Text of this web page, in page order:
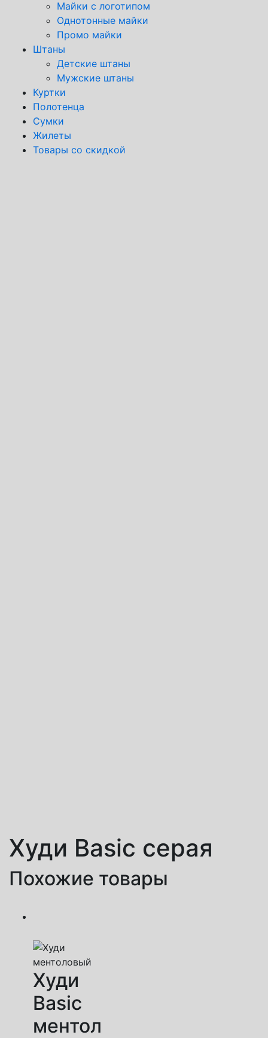
Майки с логотипом
Однотонные майки
Промо майки
Штаны
Детские штаны
Мужские штаны
Куртки
Полотенца
Сумки
Жилеты
Товары со скидкой
Худи Basic серая
Похожие товары
Худи
Basic
ментол